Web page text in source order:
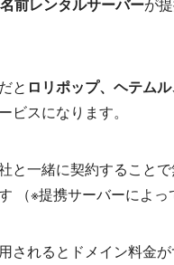
と ロリポップ、ヘテム
ビスになります。
と一緒に契約すること
（※提携サーバーによっ
されるとドメイン料金